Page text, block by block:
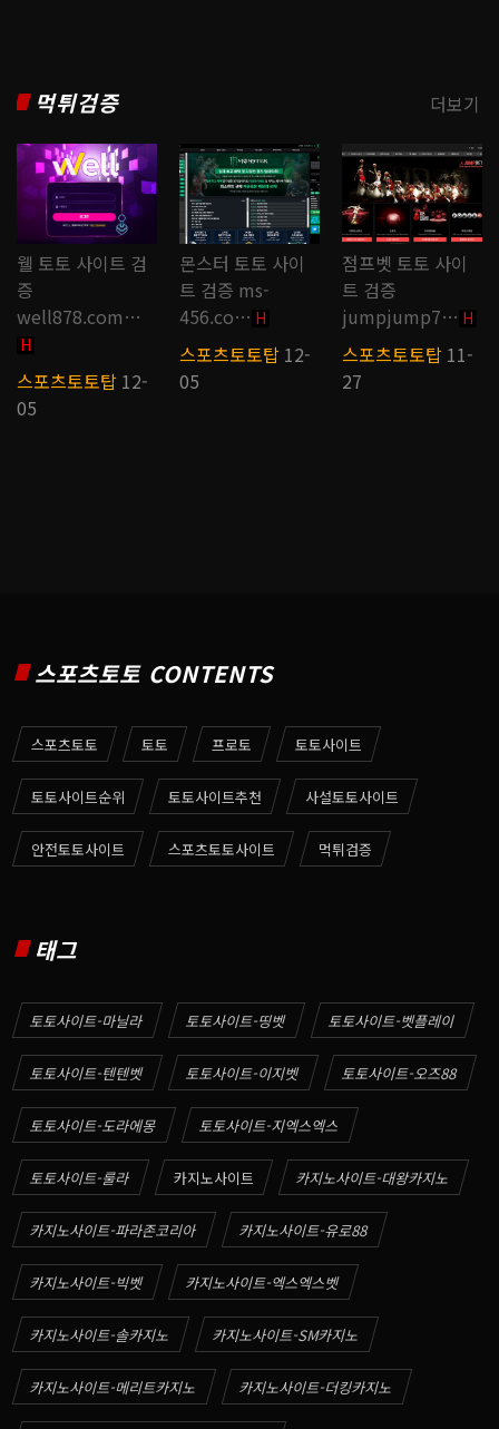
먹튀검증
웰 토토 사이트 검
증
well878.com…
H
스포츠토토탑 12-
05
몬스터 토토 사이
트 검증 ms-
456.co… H
스포츠토토탑 12-
05
점프벳 토토 사이
트 검증
jumpjump7… H
스포츠토토탑 11-
27
더보기
스포츠토토 CONTENTS
스포츠토토 토토 프로토 토토사이트
토토사이트순위 토토사이트추천 사설토토사이트
안전토토사이트 스포츠토토사이트 먹튀검증
태그
토토사이트-마닐라 토토사이트-띵벳 토토사이트-벳플레이
토토사이트-텐텐벳 토토사이트-이지벳 토토사이트-오즈88
토토사이트-도라에몽 토토사이트-지엑스엑스
토토사이트-룰라 카지노사이트 카지노사이트-대왕카지노
카지노사이트-파라존코리아 카지노사이트-유로88
카지노사이트-빅벳 카지노사이트-엑스엑스벳
카지노사이트-솔카지노 카지노사이트-SM카지노
카지노사이트-메리트카지노 카지노사이트-더킹카지노